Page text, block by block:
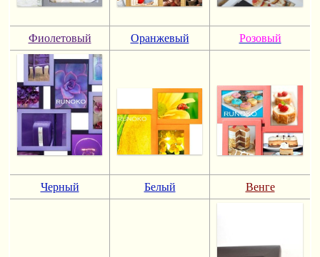
Фиолетовый Оранжевый Розовый
Черный Белый Венге